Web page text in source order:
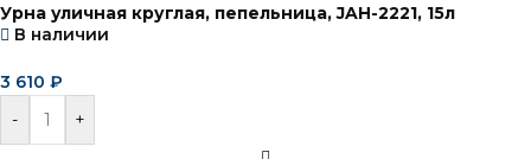
Урна уличная круглая, пепельница, JAH-2221, 15л
В наличии
3 610 ₽
-
+